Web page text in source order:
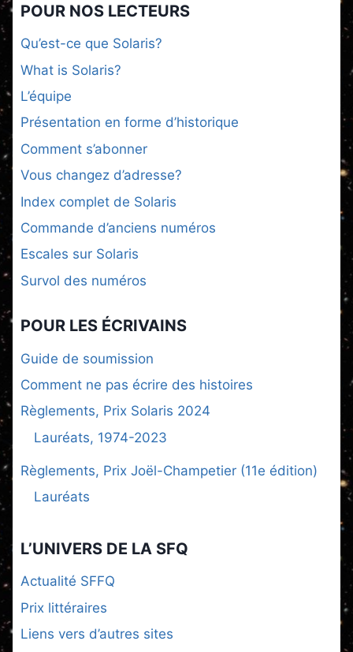
POUR NOS LECTEURS
Qu’est-ce que Solaris?
What is Solaris?
L’équipe
Présentation en forme d’historique
Comment s’abonner
Vous changez d’adresse?
Index complet de Solaris
Commande d’anciens numéros
Escales sur Solaris
Survol des numéros
POUR LES ÉCRIVAINS
Guide de soumission
Comment ne pas écrire des histoires
Règlements, Prix Solaris 2024
Lauréats, 1974-2023
Règlements, Prix Joël-Champetier (11e édition)
Lauréats
L’UNIVERS DE LA SFQ
Actualité SFFQ
Prix littéraires
Liens vers d’autres sites